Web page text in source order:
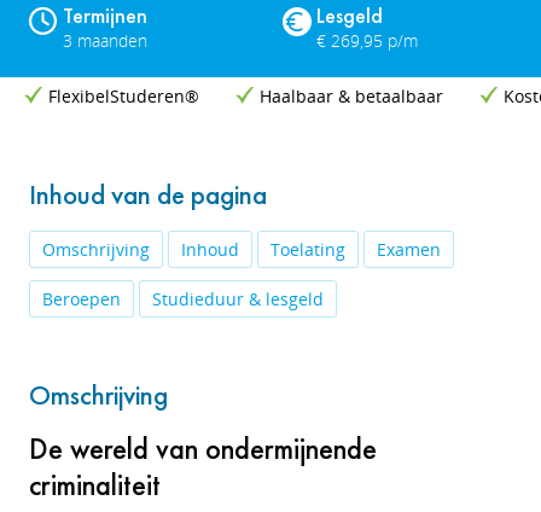
Termijnen
3 maanden
Lesgeld
€ 269,95 p/m
FlexibelStuderen® Haalbaar & betaalbaar
Inhoud van de pagina
Omschrijving Inhoud Toelating Examen
Beroepen Studieduur & lesgeld
Omschrijving
De wereld van ondermijnende
criminaliteit